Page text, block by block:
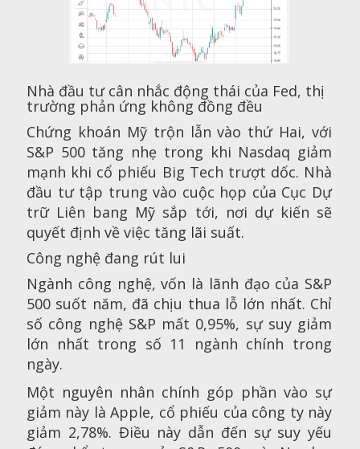
Nhà đầu tư cân nhắc động thái của Fed, thị
trường phản ứng không đồng đều
Chứng khoán Mỹ trộn lẫn vào thứ Hai, với
S&P 500 tăng nhẹ trong khi Nasdaq giảm
mạnh khi cổ phiếu Big Tech trượt dốc. Nhà
đầu tư tập trung vào cuộc họp của Cục Dự
trữ Liên bang Mỹ sắp tới, nơi dự kiến sẽ
quyết định về việc tăng lãi suất.
Công nghệ đang rút lui
Ngành công nghệ, vốn là lãnh đạo của S&P
500 suốt năm, đã chịu thua lỗ lớn nhất. Chỉ
số công nghệ S&P mất 0,95%, sự suy giảm
lớn nhất trong số 11 ngành chính trong
ngày.
Một nguyên nhân chính góp phần vào sự
giảm này là Apple, cổ phiếu của công ty này
giảm 2,78%. Điều này dẫn đến sự suy yếu